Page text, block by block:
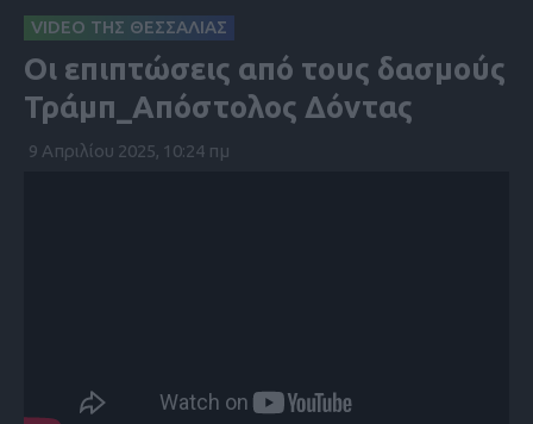
ΑΓΩΝ
VIDEO ΤΗΣ ΘΕΣΣΑΛΙΑΣ
Οι επιπτώσεις από τους δασμούς
Τράμπ_Απόστολος Δόντας
9 Απριλίου 2025, 10:24 πμ